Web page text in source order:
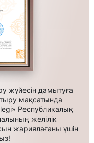
жүйесін дамытуға
мақсатында
Республикалық
желілік
жариялағаны үшін